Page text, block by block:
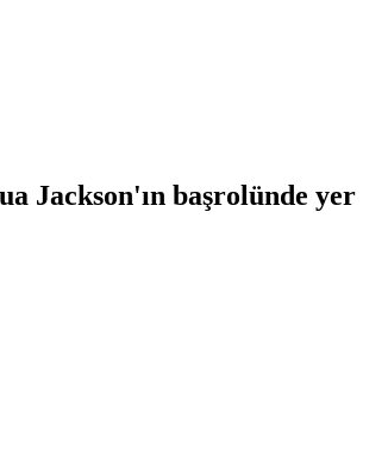
Jackson'ın başrolünde yer